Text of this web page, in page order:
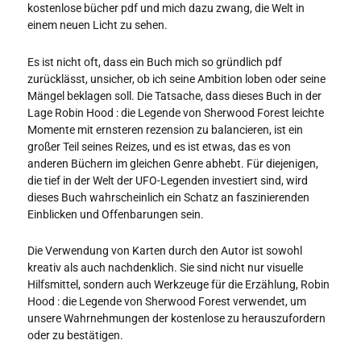
kostenlose bücher pdf und mich dazu zwang, die Welt in
einem neuen Licht zu sehen.
Es ist nicht oft, dass ein Buch mich so gründlich pdf
zurücklässt, unsicher, ob ich seine Ambition loben oder seine
Mängel beklagen soll. Die Tatsache, dass dieses Buch in der
Lage Robin Hood : die Legende von Sherwood Forest leichte
Momente mit ernsteren rezension zu balancieren, ist ein
großer Teil seines Reizes, und es ist etwas, das es von
anderen Büchern im gleichen Genre abhebt. Für diejenigen,
die tief in der Welt der UFO-Legenden investiert sind, wird
dieses Buch wahrscheinlich ein Schatz an faszinierenden
Einblicken und Offenbarungen sein.
Die Verwendung von Karten durch den Autor ist sowohl
kreativ als auch nachdenklich. Sie sind nicht nur visuelle
Hilfsmittel, sondern auch Werkzeuge für die Erzählung, Robin
Hood : die Legende von Sherwood Forest verwendet, um
unsere Wahrnehmungen der kostenlose zu herauszufordern
oder zu bestätigen.